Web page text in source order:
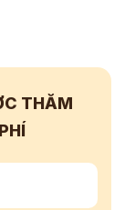
THĂM